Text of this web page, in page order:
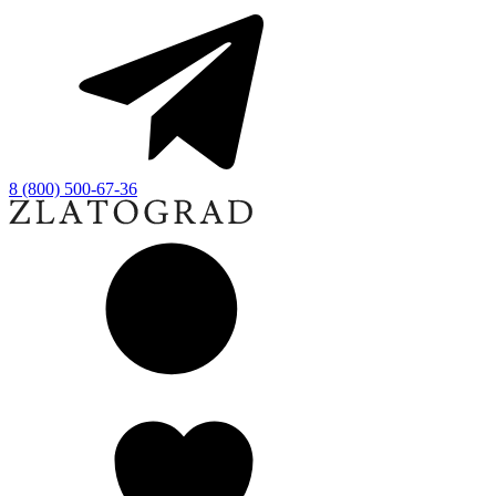
8 (800) 500-67-36